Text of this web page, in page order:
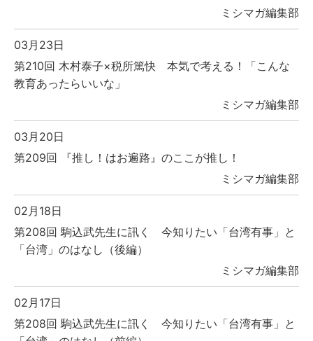
ミシマガ編集部
03月23日
第210回 木村泰子×税所篤快 本気で考える！「こんな
教育あったらいいな」
ミシマガ編集部
03月20日
第209回 『推し！はお遍路』のここが推し！
ミシマガ編集部
02月18日
第208回 駒込武先生に訊く 今知りたい「台湾有事」と
「台湾」のはなし（後編）
ミシマガ編集部
02月17日
第208回 駒込武先生に訊く 今知りたい「台湾有事」と